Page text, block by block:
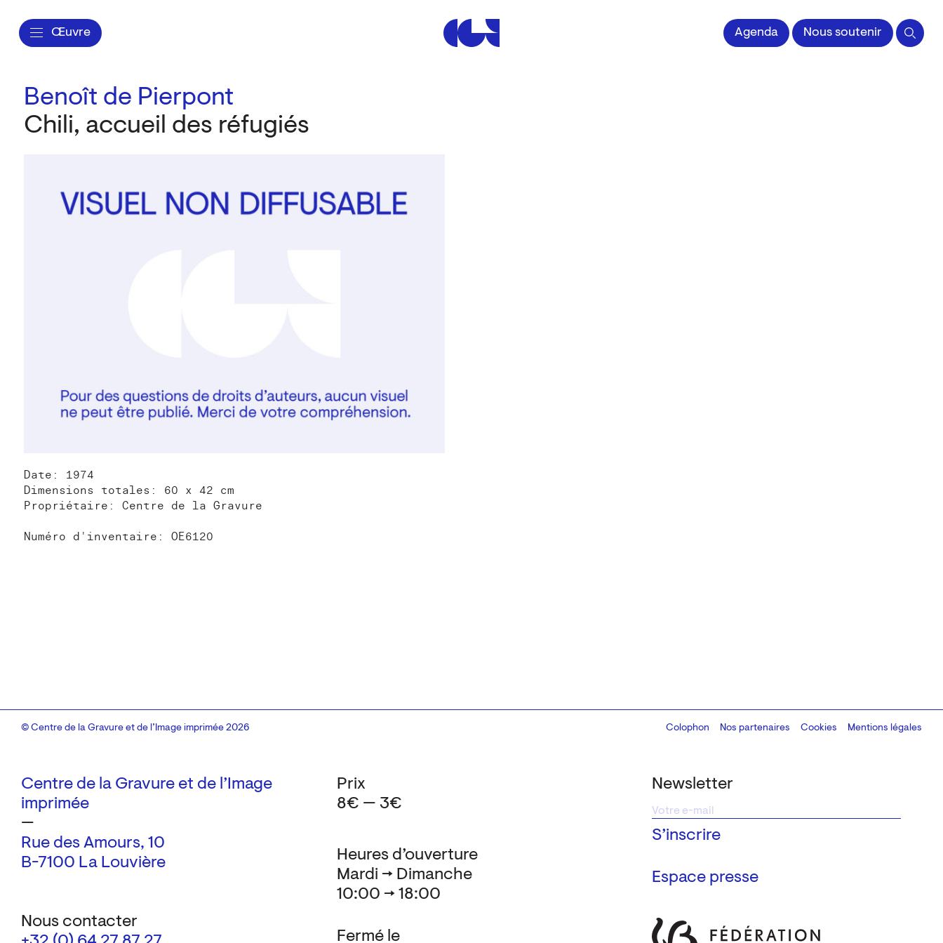
Œuvre Centre de la Gravure et de l'Image impriméeAgenda Nous soutenir
Benoît de Pierpont
Chili, accueil des réfugiés
Date: 1974
Dimensions totales: 60 x 42 cm
Propriétaire: Centre de la Gravure
Numéro d'inventaire: OE6120
Centre de la Gravure et de l’Image
imprimée
—
Rue des Amours, 10
B-7100 La Louvière
Nous contacter
Newsletter
Espace presse
Heures d’ouverture
Mardi → Dimanche
10:00 → 18:00
Fermé le
Prix
8€ — 3€
© Centre de la Gravure et de l’Image imprimée 2026 Colophon
Design:Marcel Kaczmarek, code:8080.studio
Nos partenaires Cookies Mentions légales